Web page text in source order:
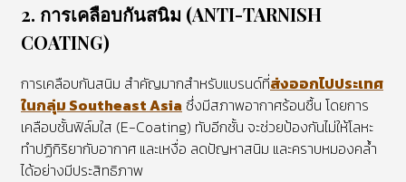
2. การเคลือบกันสนิม (ANTI-TARNISH
COATING)
การเคลือบกันสนิม สำคัญมากสำหรับแบรนด์ที่ส่งออกไปประเทศ
ในกลุ่ม Southeast Asia ซึ่งมีสภาพอากาศร้อนชื้น โดยการ
เคลือบชั้นฟิล์มใส (E-Coating) ทับอีกชั้น จะช่วยป้องกันไม่ให้โลหะ
ทำปฏิกิริยากับอากาศ และเหงื่อ ลดปัญหาสนิม และคราบหมองคล้ำ
ได้อย่างมีประสิทธิภาพ